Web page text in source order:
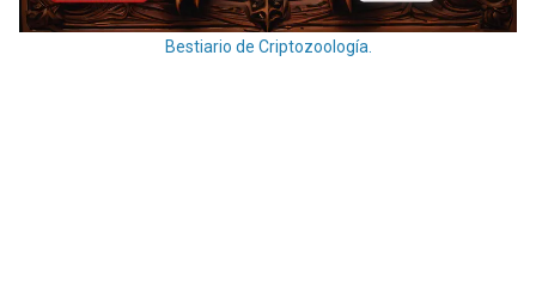
Bestiario de Criptozoología.